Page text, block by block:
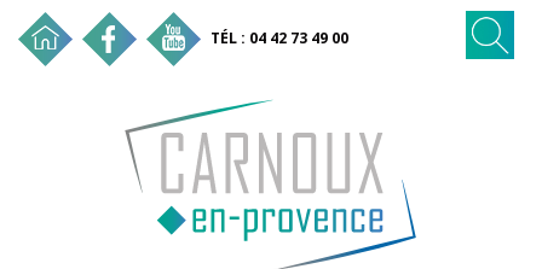
TÉL : 04 42 73 49 00